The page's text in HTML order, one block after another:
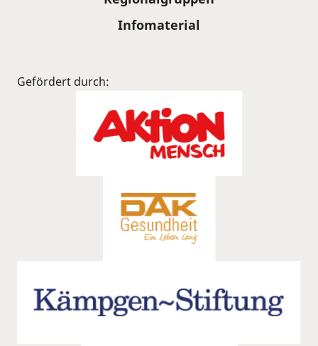
Infomaterial
Gefördert durch: